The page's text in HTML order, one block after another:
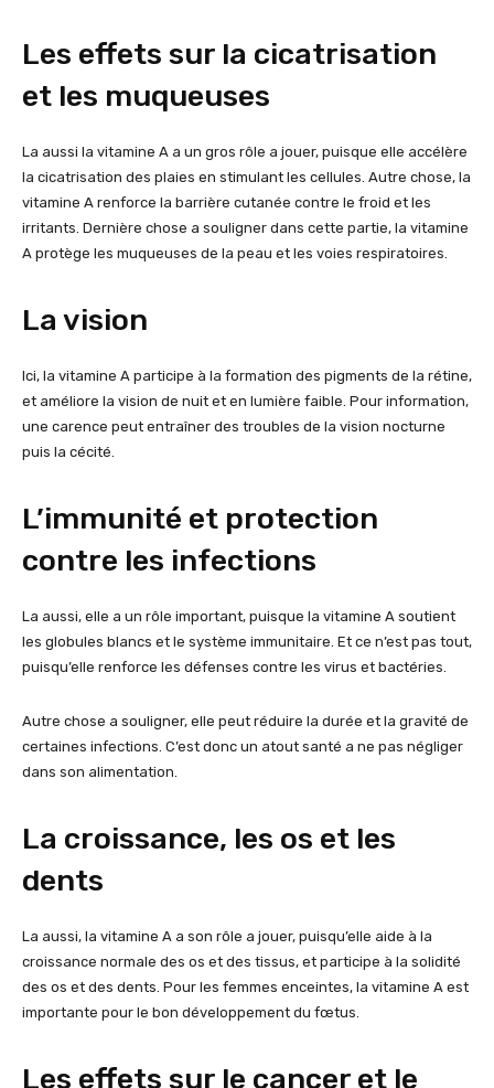
Les effets sur la cicatrisation
et les muqueuses
La aussi la vitamine A a un gros rôle a jouer, puisque elle accélère
la cicatrisation des plaies en stimulant les cellules. Autre chose, la
vitamine A renforce la barrière cutanée contre le froid et les
irritants. Dernière chose a souligner dans cette partie, la vitamine
A protège les muqueuses de la peau et les voies respiratoires.
La vision
Ici, la vitamine A participe à la formation des pigments de la rétine,
et améliore la vision de nuit et en lumière faible. Pour information,
une carence peut entraîner des troubles de la vision nocturne
puis la cécité.
L’immunité et protection
contre les infections
La aussi, elle a un rôle important, puisque la vitamine A soutient
les globules blancs et le système immunitaire. Et ce n’est pas tout,
puisqu’elle renforce les défenses contre les virus et bactéries.
Autre chose a souligner, elle peut réduire la durée et la gravité de
certaines infections. C’est donc un atout santé a ne pas négliger
dans son alimentation.
La croissance, les os et les
dents
La aussi, la vitamine A a son rôle a jouer, puisqu’elle aide à la
croissance normale des os et des tissus, et participe à la solidité
des os et des dents. Pour les femmes enceintes, la vitamine A est
importante pour le bon développement du fœtus.
Les effets sur le cancer et le